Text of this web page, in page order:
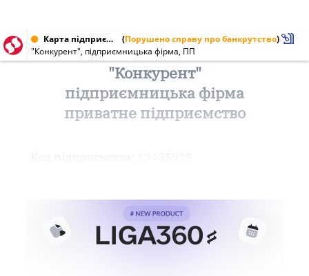
Карта підприємства від 29.03.2000 № 13435925 (Порушено справу про банкрутство)
"Конкурент", підприємницька фірма, ПП
"Конкурент"
підприємницька фірма
приватне підприємство